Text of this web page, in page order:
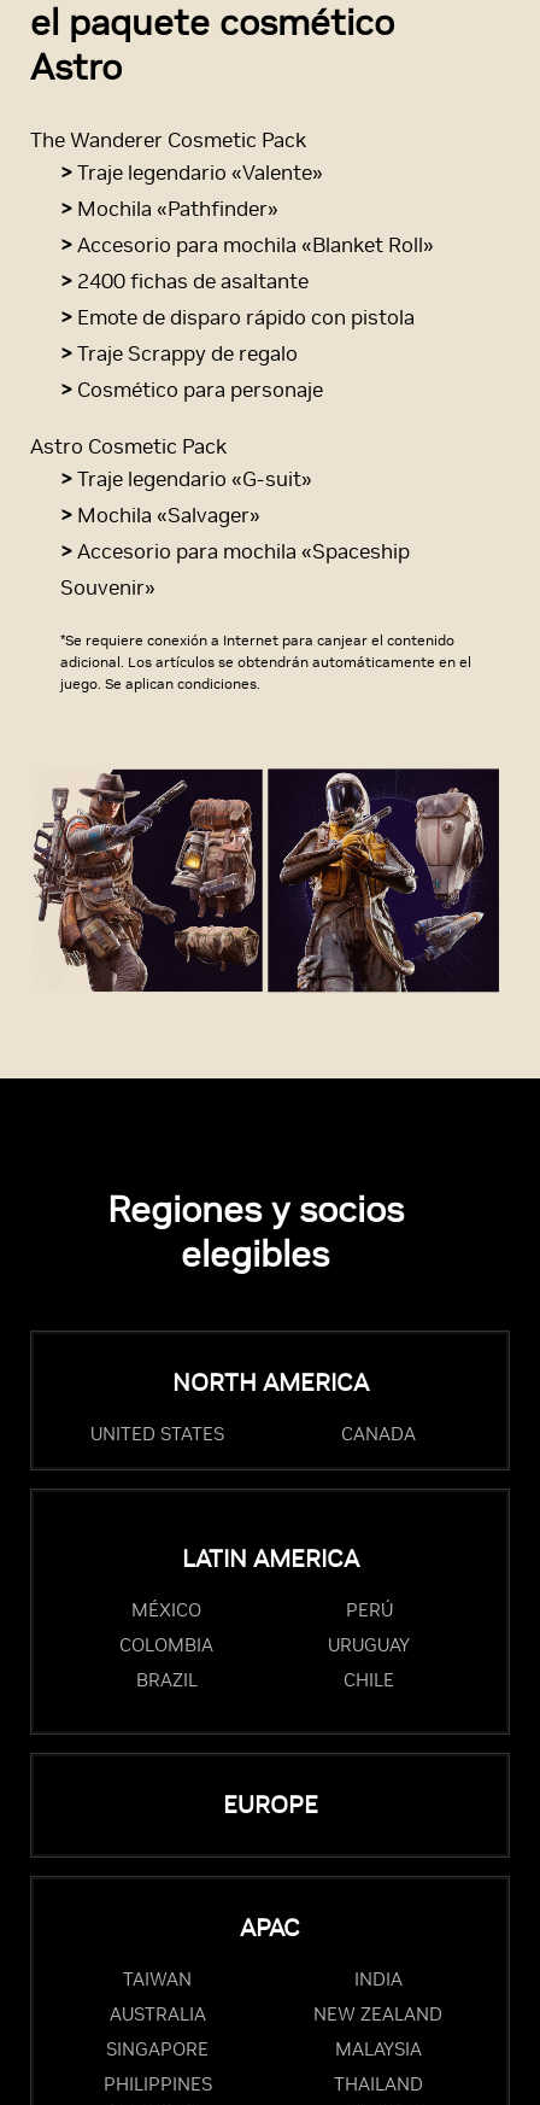
el paquete cosmético
Astro
The Wanderer Cosmetic Pack
>Traje legendario «Valente»
> Mochila «Pathfinder»
>Accesorio para mochila «Blanket Roll»
> 2400 fichas de asaltante
> Emote de disparo rápido con pistola
>Traje Scrappy de regalo
> Cosmético para personaje
Astro Cosmetic Pack
>Traje legendario «G-suit»
> Mochila «Salvager»
>Accesorio para mochila «Spaceship
Souvenir»
*Se requiere conexión a Internet para canjear el contenido
adicional. Los artículos se obtendrán automáticamente en el
juego. Se aplican condiciones.
Regiones y socios
elegibles
NORTH AMERICA
UNITED STATES CANADA
LATIN AMERICA
MÉXICO
PERÚ
COLOMBIA
URUGUAY
BRAZIL
CHILE
EUROPE
APAC
TAIWAN
INDIA
AUSTRALIA
NEW ZEALAND
SINGAPORE
MALAYSIA
PHILIPPINES
THAILAND